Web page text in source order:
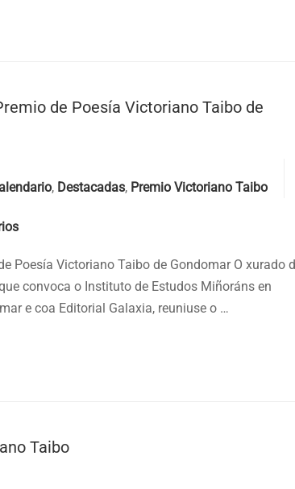
de Poesía Victoriano Taibo de
, Destacadas, Premio Victoriano Taibo
Poesía Victoriano Taibo de Gondomar O xurado
convoca o Instituto de Estudos Miñoráns en
e coa Editorial Galaxia, reuniuse o …
Taibo